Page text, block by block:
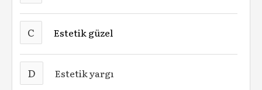
C Estetik güzel
D Estetik yargı